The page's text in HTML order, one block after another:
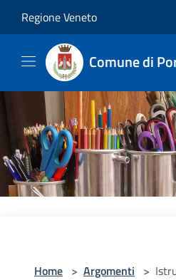
Regione Veneto
Comune di
Home > Argomenti >